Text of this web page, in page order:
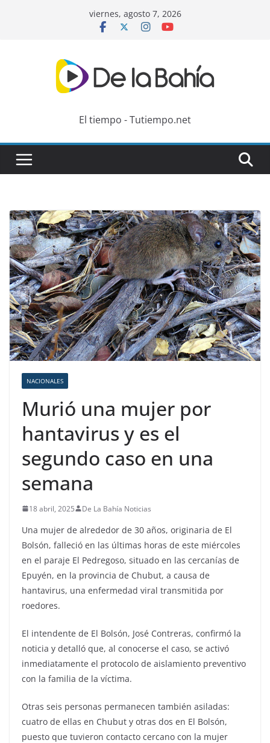
viernes, agosto 7, 2026
El tiempo - Tutiempo.net
NACIONALES
Murió una mujer por
hantavirus y es el
segundo caso en una
semana
18 abril, 2025 De La Bahía Noticias
Una mujer de alrededor de 30 años, originaria de El
Bolsón, falleció en las últimas horas de este miércoles
en el paraje El Pedregoso, situado en las cercanías de
Epuyén, en la provincia de Chubut, a causa de
hantavirus, una enfermedad viral transmitida por
roedores.
El intendente de El Bolsón, José Contreras, confirmó la
noticia y detalló que, al conocerse el caso, se activó
inmediatamente el protocolo de aislamiento preventivo
con la familia de la víctima.
Otras seis personas permanecen también asiladas:
cuatro de ellas en Chubut y otras dos en El Bolsón,
puesto que tuvieron contacto cercano con la mujer